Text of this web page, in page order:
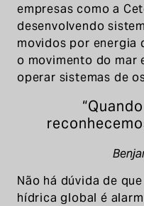
empresas como a
desenvolvendo
movidos por energia
o movimento do mar
operar sistemas de
Não há dúvida de
hídrica global é